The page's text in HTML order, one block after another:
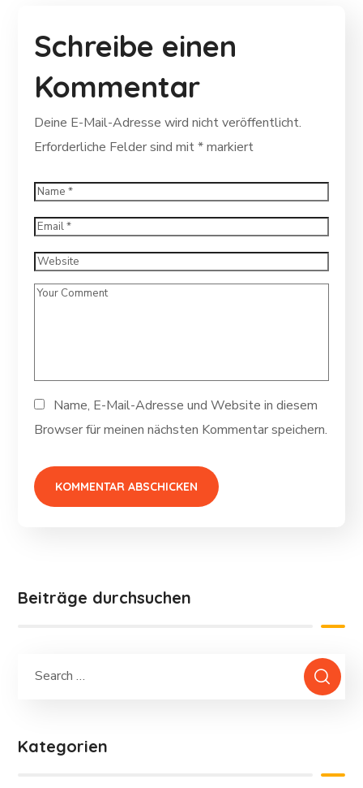
Schreibe einen
Kommentar
Deine E-Mail-Adresse wird nicht veröffentlicht.
Erforderliche Felder sind mit*markiert
Name, E-Mail-Adresse und Website in diesem
Browser für meinen nächsten Kommentar speichern.
Beiträge durchsuchen
Kategorien